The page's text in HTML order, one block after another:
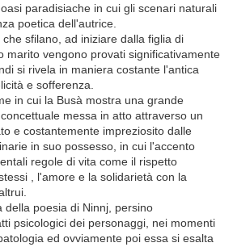
paradisiache in cui gli scenari naturali
poetica dell'autrice.
sfilano, ad iniziare dalla figlia di
marito vengono provati significativamente
si rivela in maniera costante l'antica
e sofferenza.
in cui la Busà mostra una grande
messa in atto attraverso un
e costantemente impreziosito dalle
in suo possesso, in cui l'accento
regole di vita come il rispetto
, l'amore e la solidarietà con la
della poesia di Ninnj, persino
psicologici dei personaggi, nei momenti
ed ovviamente poi essa si esalta